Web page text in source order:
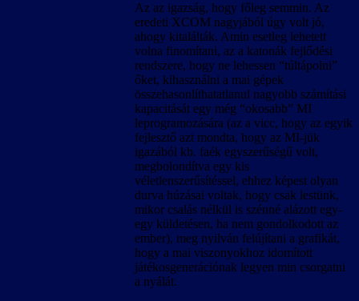
Az az igazság, hogy főleg semmin. Az
eredeti XCOM nagyjából úgy volt jó,
ahogy kitalálták. Amin esetleg lehetett
volna finomítani, az a katonák fejlődési
rendszere, hogy ne lehessen “túltápolni”
őket, kihasználni a mai gépek
összehasonlíthatatlanul nagyobb számítási
kapacitását egy még “okosabb” MI
leprogramozására (az a vicc, hogy az egyik
fejlesztő azt mondta, hogy az MI-jük
igazából kb. faék egyszerűségű volt,
megbolondítva egy kis
véletlenszerűsítéssel, ehhez képest olyan
durva húzásai voltak, hogy csak lestünk,
mikor csalás nélkül is szénné alázott egy-
egy küldetésen, ha nem gondolkodott az
ember), meg nyilván felújítani a grafikát,
hogy a mai viszonyokhoz idomított
játékosgenerációnak legyen min csorgatni
a nyálát.